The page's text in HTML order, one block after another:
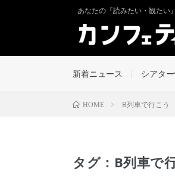
あなたの『読みたい・観たい
新着ニュース シアタ
HOME B列車で行こう
タグ：B列車で